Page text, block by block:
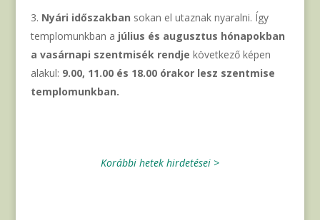
Nyári időszakban sokan el utaznak nyaralni. Így
templomunkban a július és augusztus hónapokban
a vasárnapi szentmisék rendje következő képen
alakul: 9.00, 11.00 és 18.00 órakor lesz szentmise
templomunkban.
Korábbi hetek hirdetései >